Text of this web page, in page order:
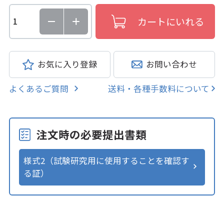
お気に入り登録 お問い合わせ
よくあるご質問 送料・各種手数料について
注文時の必要提出書類
様式2（試験研究用に使用することを確認す
る証）